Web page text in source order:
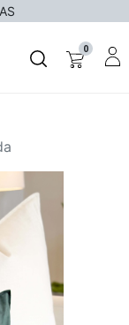
0